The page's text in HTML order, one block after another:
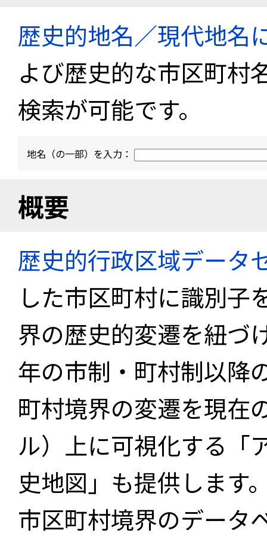
歴史的地名／現代地名
よび歴史的な市区町村
検索が可能です。
地名（の一部）を入力：
概要
歴史的行政区域データ
した市区町村に識別子
界の歴史的変遷を紐づ
年の市制・町村制以降
町村境界の変遷を現在
ル）上に可視化する「
史地図」も提供します
市区町村境界のデータ